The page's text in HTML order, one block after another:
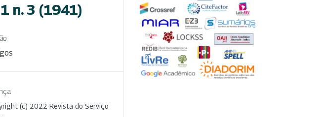
n. 3 (1941)
(c) 2022 Revista do Serviço